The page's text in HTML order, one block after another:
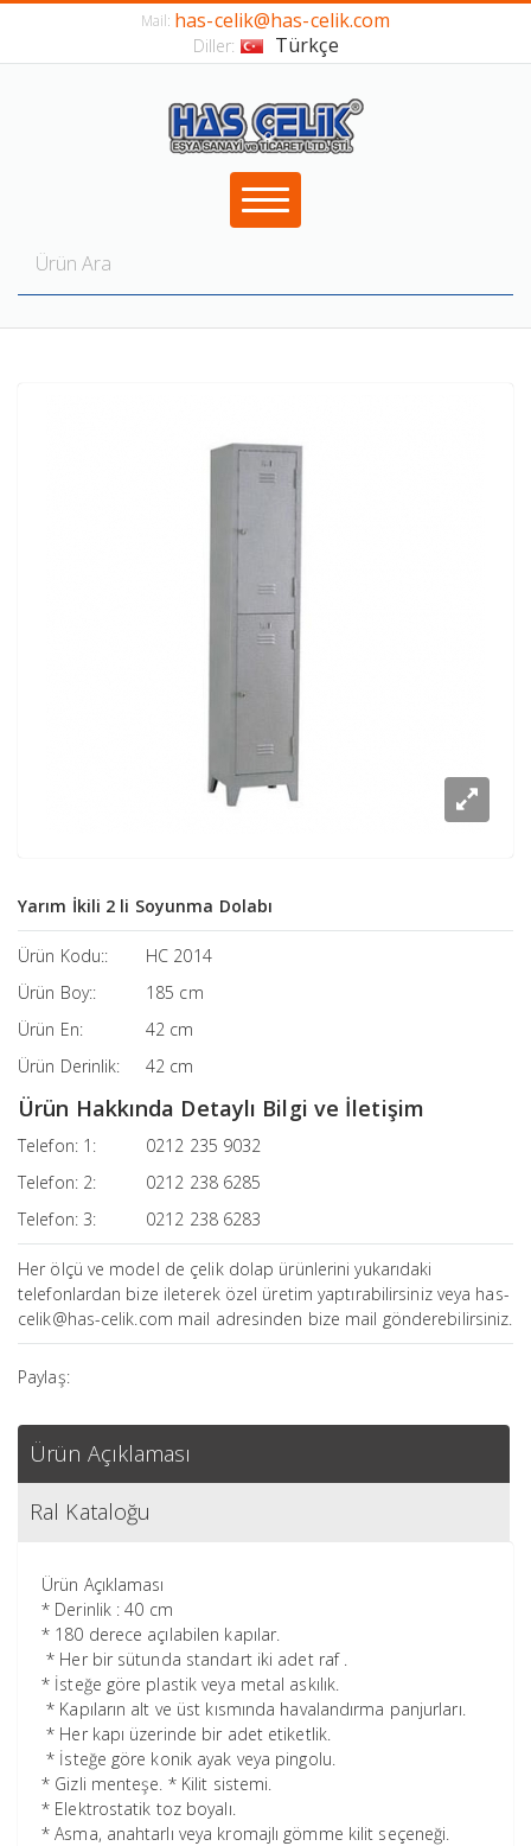
Mail: has-celik@has-celik.com
Diller: Türkçe
Yarım İkili 2 li Soyunma Dolabı
Ürün Kodu::
HC 2014
Ürün Boy::
185 cm
Ürün En:
42 cm
Ürün Derinlik:
42 cm
Ürün Hakkında Detaylı Bilgi ve İletişim
Telefon: 1:
0212 235 9032
Telefon: 2:
0212 238 6285
Telefon: 3:
0212 238 6283
Her ölçü ve model de çelik dolap ürünlerini yukarıdaki
telefonlardan bize ileterek özel üretim yaptırabilirsiniz veya has-
celik@has-celik.com mail adresinden bize mail gönderebilirsiniz.
Paylaş:
Ürün Açıklaması
Ral Kataloğu
Ürün Açıklaması
* Derinlik : 40 cm
* 180 derece açılabilen kapılar.
* Her bir sütunda standart iki adet raf .
* İsteğe göre plastik veya metal askılık.
* Kapıların alt ve üst kısmında havalandırma panjurları.
* Her kapı üzerinde bir adet etiketlik.
* İsteğe göre konik ayak veya pingolu.
* Gizli menteşe. * Kilit sistemi.
* Elektrostatik toz boyalı.
* Asma, anahtarlı veya kromajlı gömme kilit seçeneği.